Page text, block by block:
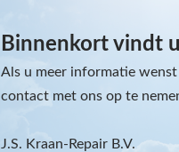
Binnenkort vindt
Als u meer informatie
contact met ons op te
J.S. Kraan-Repair B.V.